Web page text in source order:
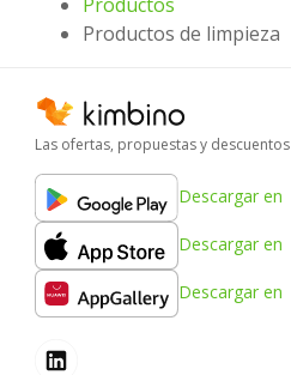
Productos de limpieza
Las ofertas, propuestas y descuentos
Descargar en
Descargar en
Descargar en